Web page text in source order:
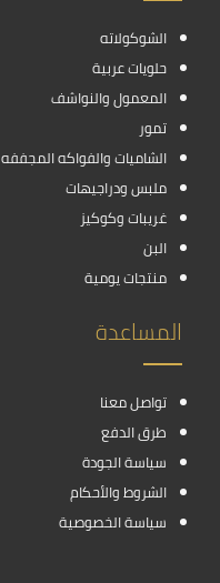
الشوكولاته
حلويات عربية
المعمول والنواشف
تمور
الشاميات والفواكه المجففه
ملبس ودراجيهات
غريبات وكوكيز
البن
منتجات يومية
المساعدة
تواصل معنا
طرق الدفع
سياسة الجودة
الشروط والأحكام
سياسة الخصوصية